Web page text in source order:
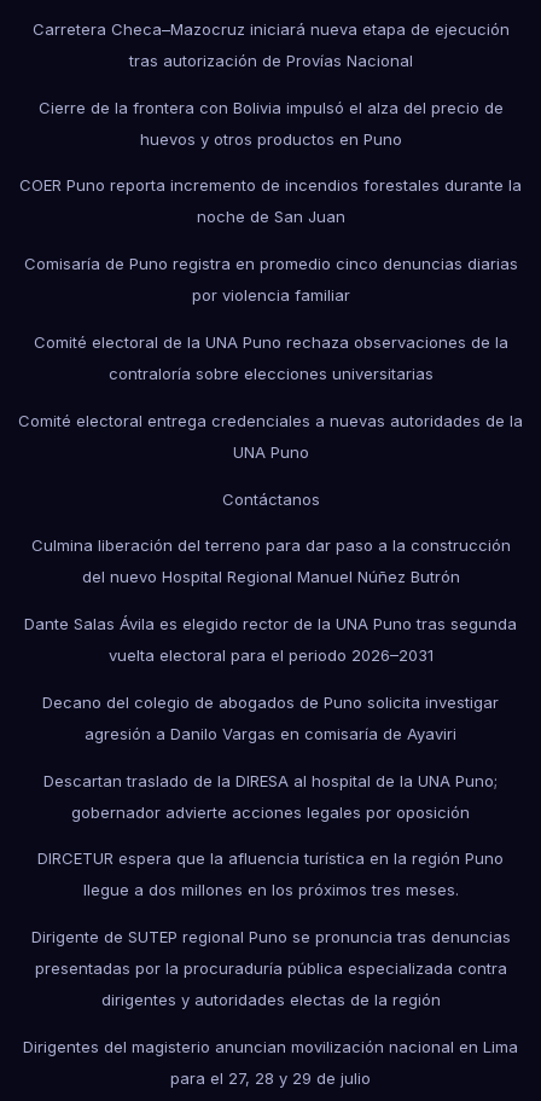
Carretera Checa–Mazocruz iniciará nueva etapa de ejecución
tras autorización de Provías Nacional
Cierre de la frontera con Bolivia impulsó el alza del precio de
huevos y otros productos en Puno
COER Puno reporta incremento de incendios forestales durante la
noche de San Juan
Comisaría de Puno registra en promedio cinco denuncias diarias
por violencia familiar
Comité electoral de la UNA Puno rechaza observaciones de la
contraloría sobre elecciones universitarias
Comité electoral entrega credenciales a nuevas autoridades de la
UNA Puno
Contáctanos
Culmina liberación del terreno para dar paso a la construcción
del nuevo Hospital Regional Manuel Núñez Butrón
Dante Salas Ávila es elegido rector de la UNA Puno tras segunda
vuelta electoral para el periodo 2026–2031
Decano del colegio de abogados de Puno solicita investigar
agresión a Danilo Vargas en comisaría de Ayaviri
Descartan traslado de la DIRESA al hospital de la UNA Puno;
gobernador advierte acciones legales por oposición
DIRCETUR espera que la afluencia turística en la región Puno
llegue a dos millones en los próximos tres meses.
Dirigente de SUTEP regional Puno se pronuncia tras denuncias
presentadas por la procuraduría pública especializada contra
dirigentes y autoridades electas de la región
Dirigentes del magisterio anuncian movilización nacional en Lima
para el 27, 28 y 29 de julio